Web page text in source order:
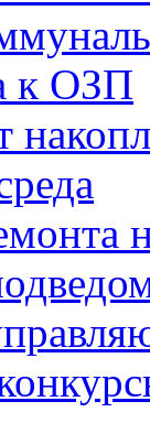
к ОЗП